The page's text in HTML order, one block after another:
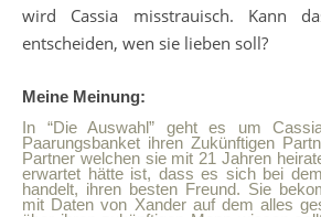
wird Cassia misstrauisch. Kann
entscheiden, wen sie lieben soll?
Meine Meinung:
In “Die Auswahl” geht es um
Paarungsbanket ihren Zukünftigen
Partner welchen sie mit 21 Jahren
erwartet hätte ist, dass es sich bei
handelt, ihren besten Freund. Sie
mit Daten von Xander auf dem alles